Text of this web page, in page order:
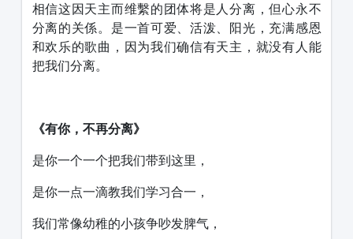
相信这因天主而维繫的团体将是人分离，但心永不
分离的关係。是一首可爱、活泼、阳光，充满感恩
和欢乐的歌曲，因为我们确信有天主，就没有人能
把我们分离。
《有你，不再分离》
是你一个一个把我们带到这里，
是你一点一滴教我们学习合一，
我们常像幼稚的小孩争吵发脾气，